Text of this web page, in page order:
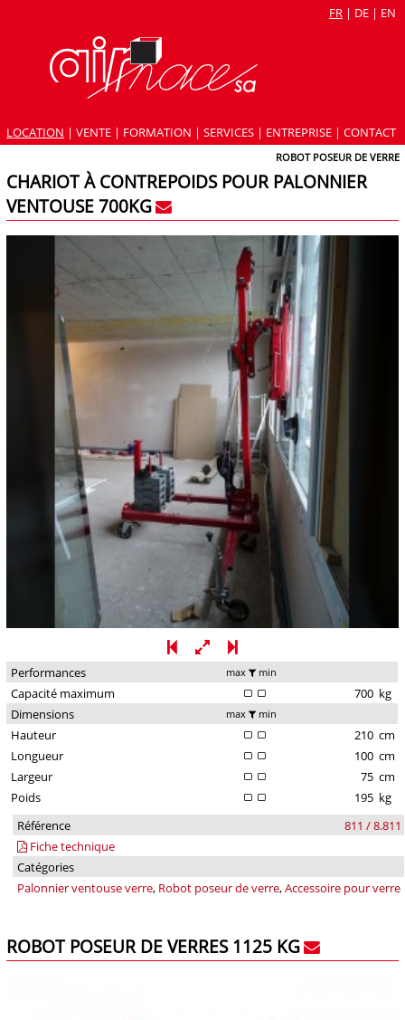
FR | DE | EN
LOCATION | VENTE | FORMATION | SERVICES | ENTREPRISE | CONTACT
ROBOT POSEUR DE VERRE
CHARIOT À CONTREPOIDS POUR PALONNIER
VENTOUSE 700KG
Performances max min
Capacité maximum 700 kg
Dimensions
max min
Hauteur 210 cm
Longueur
100 cm
Largeur
75 cm
Poids
195 kg
Référence
811 / 8.811
Fiche technique
Catégories
Palonnier ventouse verre, Robot poseur de verre,Accessoire pour verre
ROBOT POSEUR DE VERRES 1125 KG